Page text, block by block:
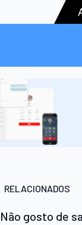
RELACIONADOS
Não gosto de